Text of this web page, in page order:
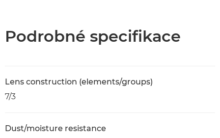
Podrobné specifikace
Lens construction (elements/groups)
7/3
Dust/moisture resistance